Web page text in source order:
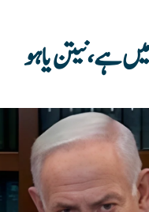
ہے، نیتن یاہو